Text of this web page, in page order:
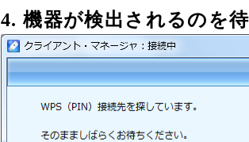
4. 機器が検出されるのを